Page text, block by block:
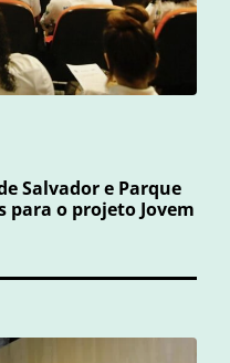
Salvador e Parque
para o projeto Jovem